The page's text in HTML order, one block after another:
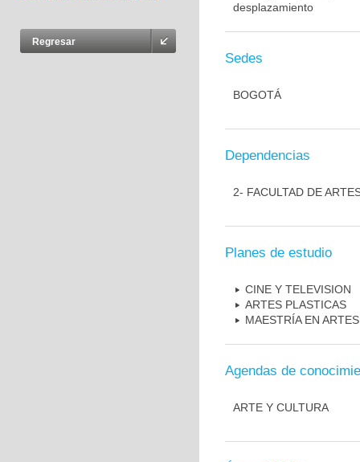
Regresar
desplazamiento
Sedes
BOGOTÁ
Dependencias
2- FACULTAD DE
Planes de estudio
CINE Y TELEVISION
ARTES PLASTICAS
MAESTRÍA EN
Agendas de
ARTE Y CULTURA